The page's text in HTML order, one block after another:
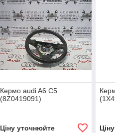
Кермо audi A6 С5
(8Z0419091)
Ціну уточнюйте